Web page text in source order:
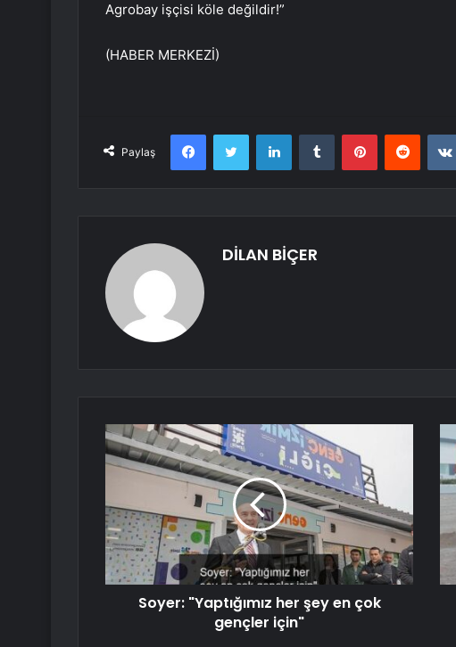
Agrobay işçisi köle değildir!”
(HABER MERKEZİ)
Paylaş
FacebookTwitter LinkedInTumblr PinterestReddit
DİLAN BİÇER
Soyer: "Yaptığımız her şey en çok
gençler için"